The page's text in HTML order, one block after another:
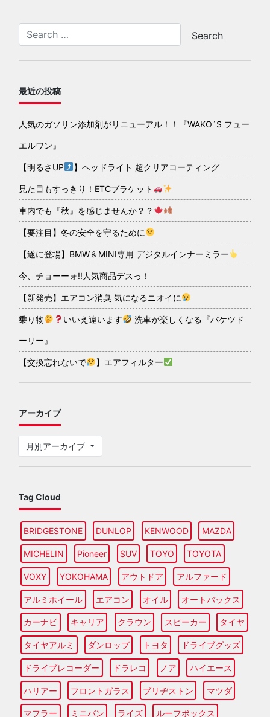
最近の投稿
人気のガソリン添加剤がリニューアル！！『WAKO´S フュー
エルワン』
【明るさUP 】ヘッドライト 超クリアコーティング
見た目もすっきり！ETCブラケット
車内でも『秋』を感じませんか？？
【要注目】冬の安全を守るために
【遂に登場】BMW＆MINI専用 デジタルインナーミラー
今、チョーーォ!!人気商品デスっ！
【新発売】エアコン消臭 気になるニオイに
乗り物 いいえ違います 洗車が楽しくなる『バケツド
ーリー』
【交換忘れないで 】エアフィルター
アーカイブ
月別アーカイブ
Tag Cloud
BRIDGESTONE DUNLOP KENWOOD MAZDA
MICHELIN Pioneer SUV TOYO TOYOTA
VOXY YOKOHAMA アウトドア アルファード
アルミホイール エアコン オイル オートバックス
カーナビ キャリア クラウン スピーカー タイヤ
タイヤアルミ ダンロップ トヨタ ドライブグッズ
ドライブレコーダー ドラレコ ノア ハイエース
ハリアー フロントガラス ブリヂストン マツダ
マフラー ミニバン ライズ ルーフボックス